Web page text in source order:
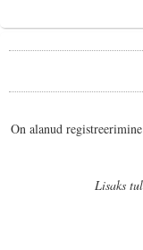
On alanud registreerimine
Lisaks